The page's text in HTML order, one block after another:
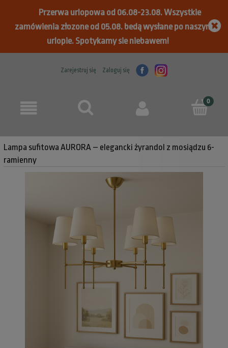
Przerwa urlopowa od 06.08-23.08. Wszystkie
zamówienia złozone od 05.08. bedą wysłane po naszym
urlopie. Spotykamy sie niebawem!
Zarejestruj się Zaloguj się
Lampa sufitowa AURORA – elegancki żyrandol z mosiądzu 6-
ramienny